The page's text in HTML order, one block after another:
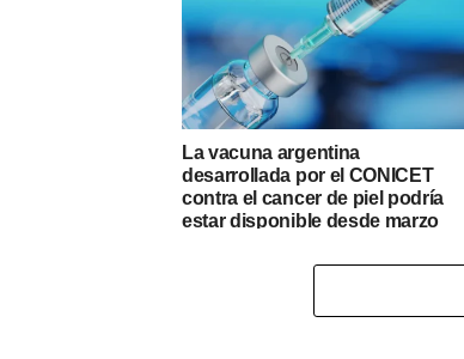
La vacuna argentina
desarrollada por el CONICET
contra el cancer de piel podría
estar disponible desde marzo